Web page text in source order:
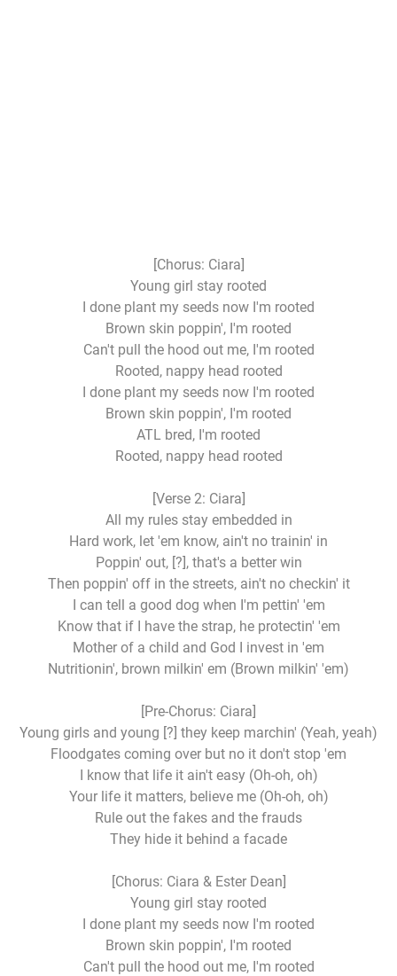
[Chorus: Ciara]
Young girl stay rooted
I done plant my seeds now I'm rooted
Brown skin poppin', I'm rooted
Can't pull the hood out me, I'm rooted
Rooted, nappy head rooted
I done plant my seeds now I'm rooted
Brown skin poppin', I'm rooted
ATL bred, I'm rooted
Rooted, nappy head rooted
[Verse 2: Ciara]
All my rules stay embedded in
Hard work, let 'em know, ain't no trainin' in
Poppin' out, [?], that's a better win
Then poppin' off in the streets, ain't no checkin' it
I can tell a good dog when I'm pettin' 'em
Know that if I have the strap, he protectin' 'em
Mother of a child and God I invest in 'em
Nutritionin', brown milkin' em (Brown milkin' 'em)
[Pre-Chorus: Ciara]
Young girls and young [?] they keep marchin' (Yeah, yeah)
Floodgates coming over but no it don't stop 'em
I know that life it ain't easy (Oh-oh, oh)
Your life it matters, believe me (Oh-oh, oh)
Rule out the fakes and the frauds
They hide it behind a facade
[Chorus: Ciara & Ester Dean]
Young girl stay rooted
I done plant my seeds now I'm rooted
Brown skin poppin', I'm rooted
Can't pull the hood out me, I'm rooted